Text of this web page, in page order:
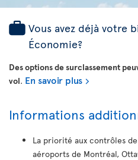
Vous avez déjà votre
Économie?
Des options de surclassement
vol. En savoir plus
Informations
La priorité aux contrôles
aéroports de Montréal,